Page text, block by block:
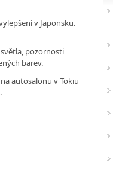
v Japonsku.
pozornosti
barev.
autosalonu v Tokiu